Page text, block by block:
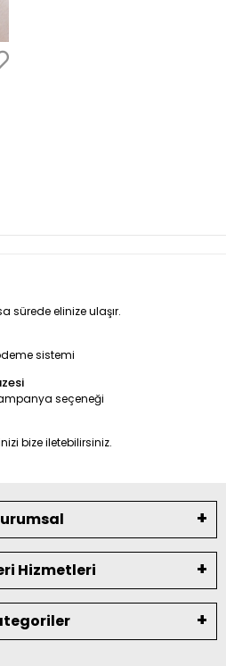
sürede elinize ulaşır.
sistemi
seçeneği
bize iletebilirsiniz.
Hizmetleri